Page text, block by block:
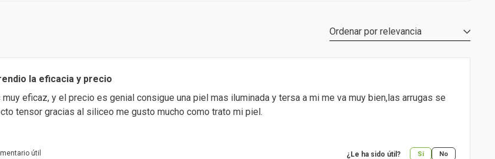
Ordenar por relevancia
la eficacia y precio
eficaz, y el precio es genial consigue una piel mas iluminada y tersa a mi me va muy bien,las arrugas se
tensor gracias al siliceo me gusto mucho como trato mi piel.
útil ¿Le ha sido útil? Sí No